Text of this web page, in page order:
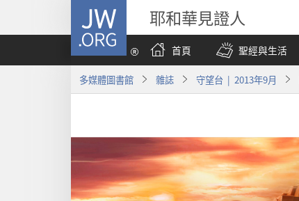
JW.ORG 耶和華見證人
首頁
聖經與生活
多媒體圖書館 雜誌 守望台 | 2013年9月